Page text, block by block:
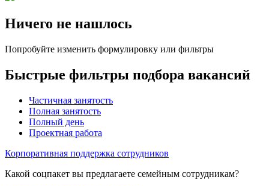
Ничего не нашлось
Попробуйте изменить формулировку или фильтры
Быстрые фильтры подбора вакансий
Частичная занятость
Полная занятость
Полный день
Проектная работа
Корпоративная поддержка сотрудников
Какой соцпакет вы предлагаете семейным сотрудникам?